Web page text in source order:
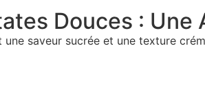
Douces :
saveur sucrée et une texture